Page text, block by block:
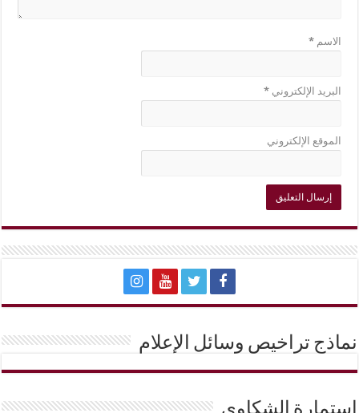
الاسم*
البريد الإلكتروني*
الموقع الإلكتروني
نماذج تراخيص وسائل الإعلام